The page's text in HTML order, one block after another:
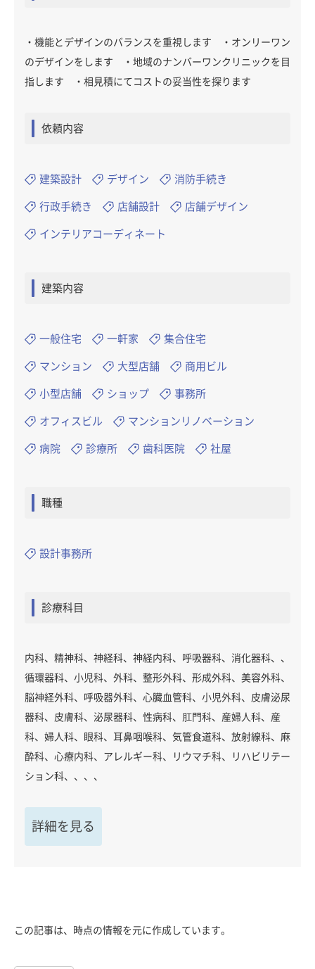
・機能とデザインのバランスを重視します ・オンリーワン
のデザインをします ・地域のナンバーワンクリニックを目
指します ・相見積にてコストの妥当性を探ります
依頼内容
建築設計 デザイン 消防手続き
行政手続き 店舗設計 店舗デザイン
インテリアコーディネート
建築内容
一般住宅 一軒家 集合住宅
マンション 大型店舗 商用ビル
小型店舗 ショップ 事務所
オフィスビル マンションリノベーション
病院 診療所 歯科医院 社屋
職種
設計事務所
診療科目
内科、精神科、神経科、神経内科、呼吸器科、消化器科、、
循環器科、小児科、外科、整形外科、形成外科、美容外科、
脳神経外科、呼吸器外科、心臓血管科、小児外科、皮膚泌尿
器科、皮膚科、泌尿器科、性病科、肛門科、産婦人科、産
科、婦人科、眼科、耳鼻咽喉科、気管食道科、放射線科、麻
酔科、心療内科、アレルギー科、リウマチ科、リハビリテー
ション科、、、、
詳細を見る
この記事は、時点の情報を元に作成しています。